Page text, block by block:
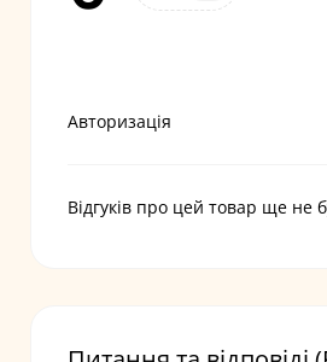
Авторизація
Відгуків про цей товар ще не